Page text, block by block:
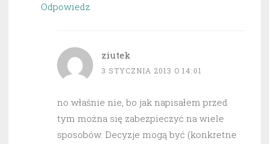
Odpowiedz
ziutek
3 STYCZNIA 2013 O 14:01
no właśnie nie, bo jak napisałem przed
tym można się zabezpieczyć na wiele
sposobów. Decyzje mogą być (konkretne